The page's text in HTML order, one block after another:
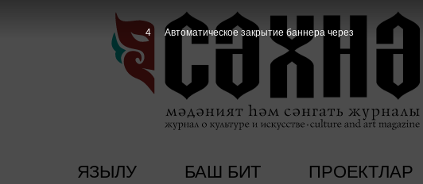
ЯЗЫЛУ БАШ БИТ ПРОЕКТЛАР
3 Автоматическое закрытие баннера через